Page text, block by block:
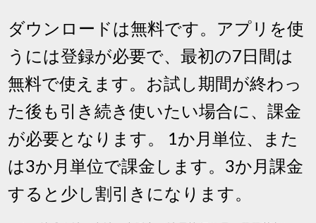
ダウンロードは無料です。アプリを使
うには登録が必要で、最初の7日間は
無料で使えます。お試し期間が終わっ
た後も引き続き使いたい場合に、課金
が必要となります。 1か月単位、また
は3か月単位で課金します。3か月課金
すると少し割引きになります。